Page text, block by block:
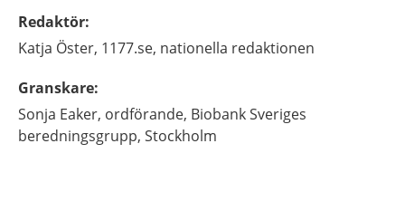
Redaktör:
Katja Öster, 1177.se, nationella redaktionen
Granskare:
Sonja Eaker, ordförande, Biobank Sveriges
beredningsgrupp, Stockholm